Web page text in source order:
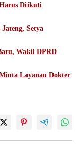
Diikuti
Setya
Wakil DPRD
Layanan Dokter